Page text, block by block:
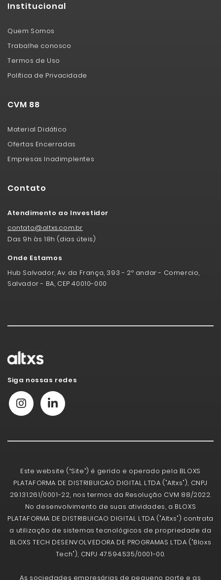
Institucional
Quem Somos
Trabalhe conosco
Termos de Uso
Política de Privacidade
CVM 88
Material Didático
Ofertas Encerradas
Empresas Inadimplentes
Contato
Atendimento ao Investidor
contato@altxs.com.br
Das 9h às 18h (dias úteis)
Onde Estamos
Hub Salvador, Av. da França, 393 - 2º andar - Comercio,
Salvador - BA, CEP 40010-000
Siga nossas redes
Este website (“Site”) é gerido e operado pela BLOXS
PLATAFORMA DE DISTRIBUICAO DIGITAL LTDA ("Altxs"), CNPJ
29.131.261/0001-22, nos termos da Resolução CVM 88/2022.
No desenvolvimento de suas atividades, a BLOXS
PLATAFORMA DE DISTRIBUICAO DIGITAL LTDA ("Altxs") contrata
a utilização de sistemas tecnológicos de propriedade da
BLOXS TECH DESENVOLVEDORA DE PROGRAMAS LTDA ("Bloxs
Tech"), CNPJ 47.594.535/0001-00.
As sociedades empresárias de pequeno porte e as